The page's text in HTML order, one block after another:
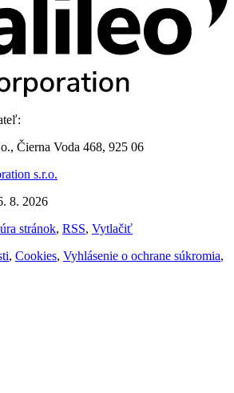
Čierna Voda 468, 925 06
s.r.o.
8. 2026
stránok, RSS, Vytlačiť
, Cookies, Vyhlásenie o ochrane súkromia,